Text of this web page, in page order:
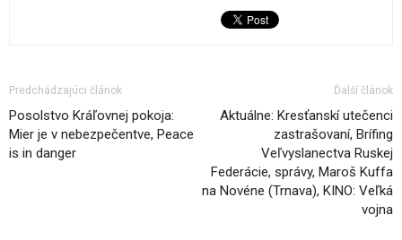
Predchádzajúci článok
Posolstvo Kráľovnej pokoja:
Mier je v nebezpečentve, Peace
is in danger
Ďalší článok
Aktuálne: Kresťanskí utečenci
zastrašovaní, Brífing
Veľvyslanectva Ruskej
Federácie, správy, Maroš Kuffa
na Novéne (Trnava), KINO: Veľká
vojna